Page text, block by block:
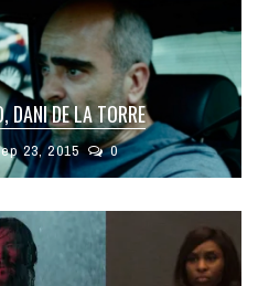
DANI DE LA TORRE
23, 2015 0